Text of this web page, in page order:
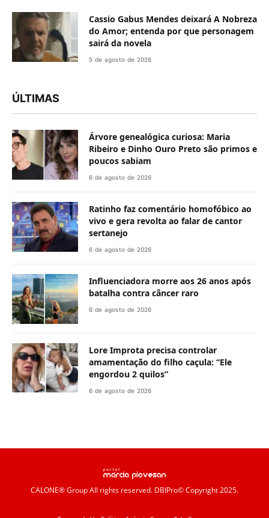
Cassio Gabus Mendes deixará A Nobreza
do Amor; entenda por que personagem
sairá da novela
5 de agosto de 2026
ÚLTIMAS
Árvore genealógica curiosa: Maria
Ribeiro e Dinho Ouro Preto são primos e
poucos sabiam
6 de agosto de 2026
Ratinho faz comentário homofóbico ao
vivo e gera revolta ao falar de cantor
sertanejo
6 de agosto de 2026
Influenciadora morre aos 26 anos após
batalha contra câncer raro
6 de agosto de 2026
Lore Improta precisa controlar
amamentação do filho caçula: “Ele
engordou 2 quilos”
6 de agosto de 2026
CALONE® GroupAll rights reserved. DBIPro© Copyright 2025.